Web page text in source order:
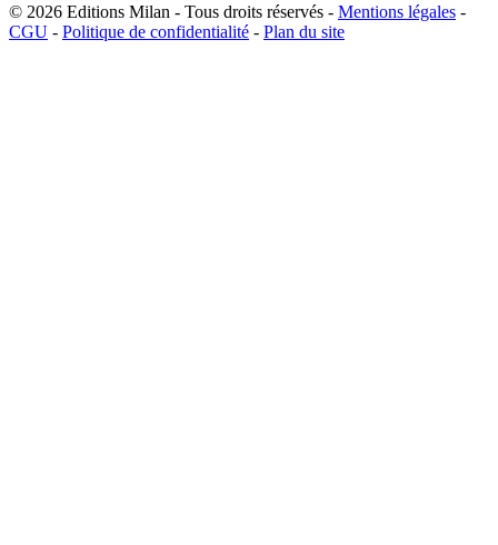
© 2026 Editions Milan - Tous droits réservés - Mentions légales -
CGU - Politique de confidentialité - Plan du site